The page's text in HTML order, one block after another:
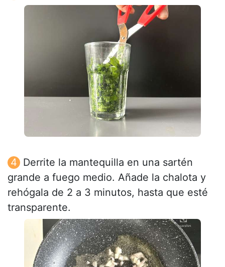
Derrite la mantequilla en una sartén
grande a fuego medio. Añade la chalota y
rehógala de 2 a 3 minutos, hasta que esté
transparente.